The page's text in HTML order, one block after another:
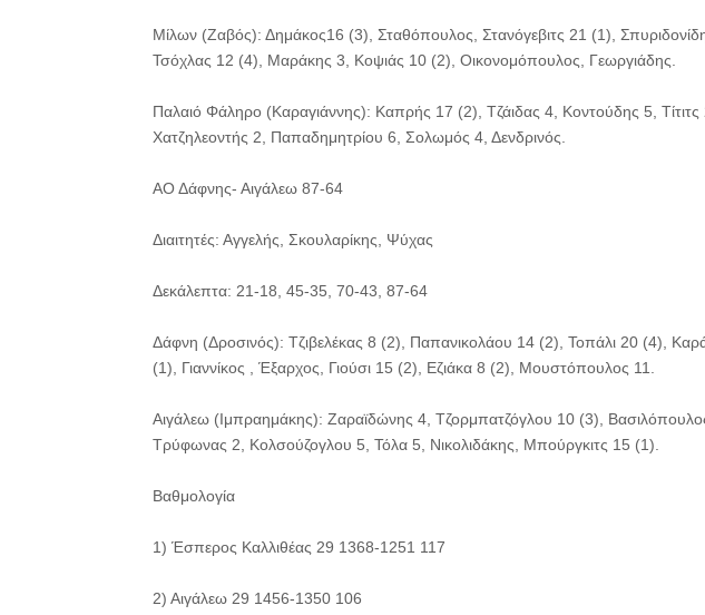
Μίλων (Ζαβός): Δημάκος16 (3), Σταθόπουλος, Στανόγεβιτς 21 (1),
Τσόχλας 12 (4), Μαράκης 3, Κοψιάς 10 (2), Οικονομόπουλος, Γεωργιάδης.
Παλαιό Φάληρο (Καραγιάννης): Καπρής 17 (2), Τζάιδας 4, Κοντούδης 5,
Χατζηλεοντής 2, Παπαδημητρίου 6, Σολωμός 4, Δενδρινός.
ΑΟ Δάφνης- Αιγάλεω 87-64
Διαιτητές: Αγγελής, Σκουλαρίκης, Ψύχας
Δεκάλεπτα: 21-18, 45-35, 70-43, 87-64
Δάφνη (Δροσινός): Τζιβελέκας 8 (2), Παπανικολάου 14 (2), Τοπάλι 20 (4),
(1), Γιαννίκος , Έξαρχος, Γιούσι 15 (2), Εζιάκα 8 (2), Μουστόπουλος 11.
Αιγάλεω (Ιμπραημάκης): Ζαραϊδώνης 4, Τζορμπατζόγλου 10 (3),
Τρύφωνας 2, Κολσούζογλου 5, Τόλα 5, Νικολιδάκης, Μπούργκιτς 15 (1).
Βαθμολογία
1) Έσπερος Καλλιθέας 29 1368-1251 117
2) Αιγάλεω 29 1456-1350 106